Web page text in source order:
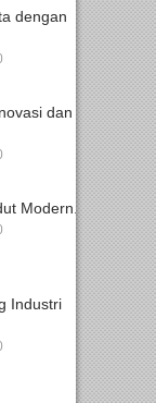
dengan
dan
Modern...
Industri